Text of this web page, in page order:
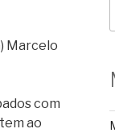
Marcelo
com
ao